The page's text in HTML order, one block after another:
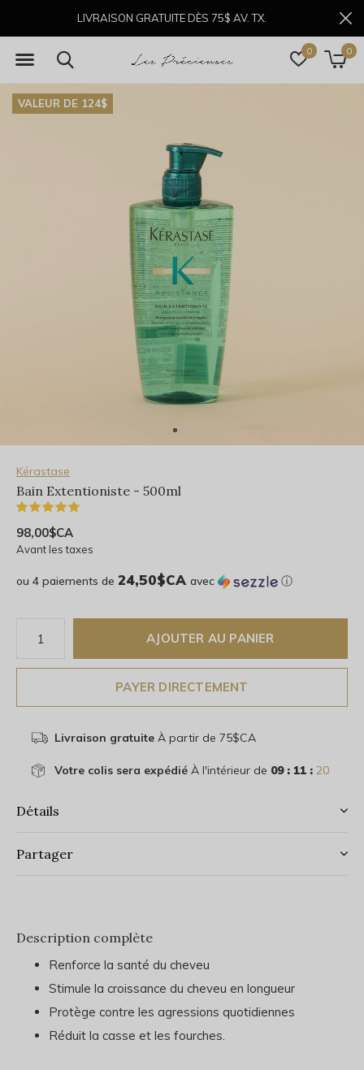
0 0
LIVRAISON GRATUITE DÈS 75$ AV. TX.
VALEUR DE 124$
Kérastase
Bain Extentioniste - 500ml
98,00$CA
Avant les taxes
ou 4 paiements de 24,50$CA avec ⓘ
AJOUTER AU PANIER
PAYER DIRECTEMENT
Livraison gratuiteÀ partir de 75$CA
Votre colis sera expédiéÀ l'intérieur de 09 : 11 : 19
Détails
Partager
Description complète
Renforce la santé du cheveu
Stimule la croissance du cheveu en longueur
Protège contre les agressions quotidiennes
Réduit la casse et les fourches.